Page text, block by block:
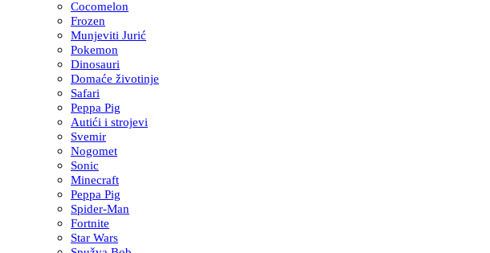
Cocomelon
Frozen
Munjeviti Jurić
Pokemon
Dinosauri
Domaće životinje
Safari
Peppa Pig
Autići i strojevi
Svemir
Nogomet
Sonic
Minecraft
Peppa Pig
Spider-Man
Fortnite
Star Wars